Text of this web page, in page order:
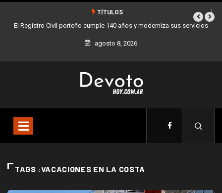
TÍTULOS
El Registro Civil porteño cumple 140 años y moderniza sus servicios
agosto 8, 2026
TAGS :VACACIONES EN LA COSTA